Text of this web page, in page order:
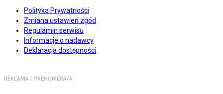
Polityka Prywatności
Zmiana ustawień zgód
Regulamin serwisu
Informacje o nadawcy
Deklaracja dostępności
REKLAMA I PRENUMERATA